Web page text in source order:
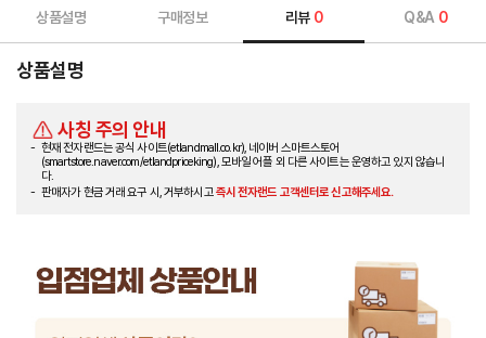
상품설명 구매정보 리뷰 0 Q&A 0
상품설명
사칭 주의 안내
현재 전자랜드는 공식 사이트(etlandmall.co.kr), 네이버 스마트스토어
(smartstore.naver.com/etlandpriceking), 모바일 어플 외 다른 사이트는 운영하고 있지 않습니
다.
판매자가 현금 거래 요구 시, 거부하시고즉시 전자랜드 고객센터로 신고해주세요.